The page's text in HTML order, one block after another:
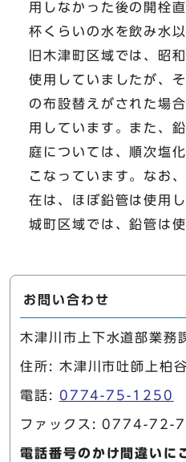
用しなかった後の開栓
杯くらいの水を飲み水
旧木津町区域では、昭
使用していましたが、
の布設替えがされた場
用しています。また、
庭については、順次塩
こなっています。なお
在は、ほぼ鉛管は使用
城町区域では、鉛管は
お問い合わせ
木津川市上下水道部業務
住所: 木津川市吐師上柏
電話: 0774-75-1250
ファックス: 0774-72-
電話番号のかけ間違いに